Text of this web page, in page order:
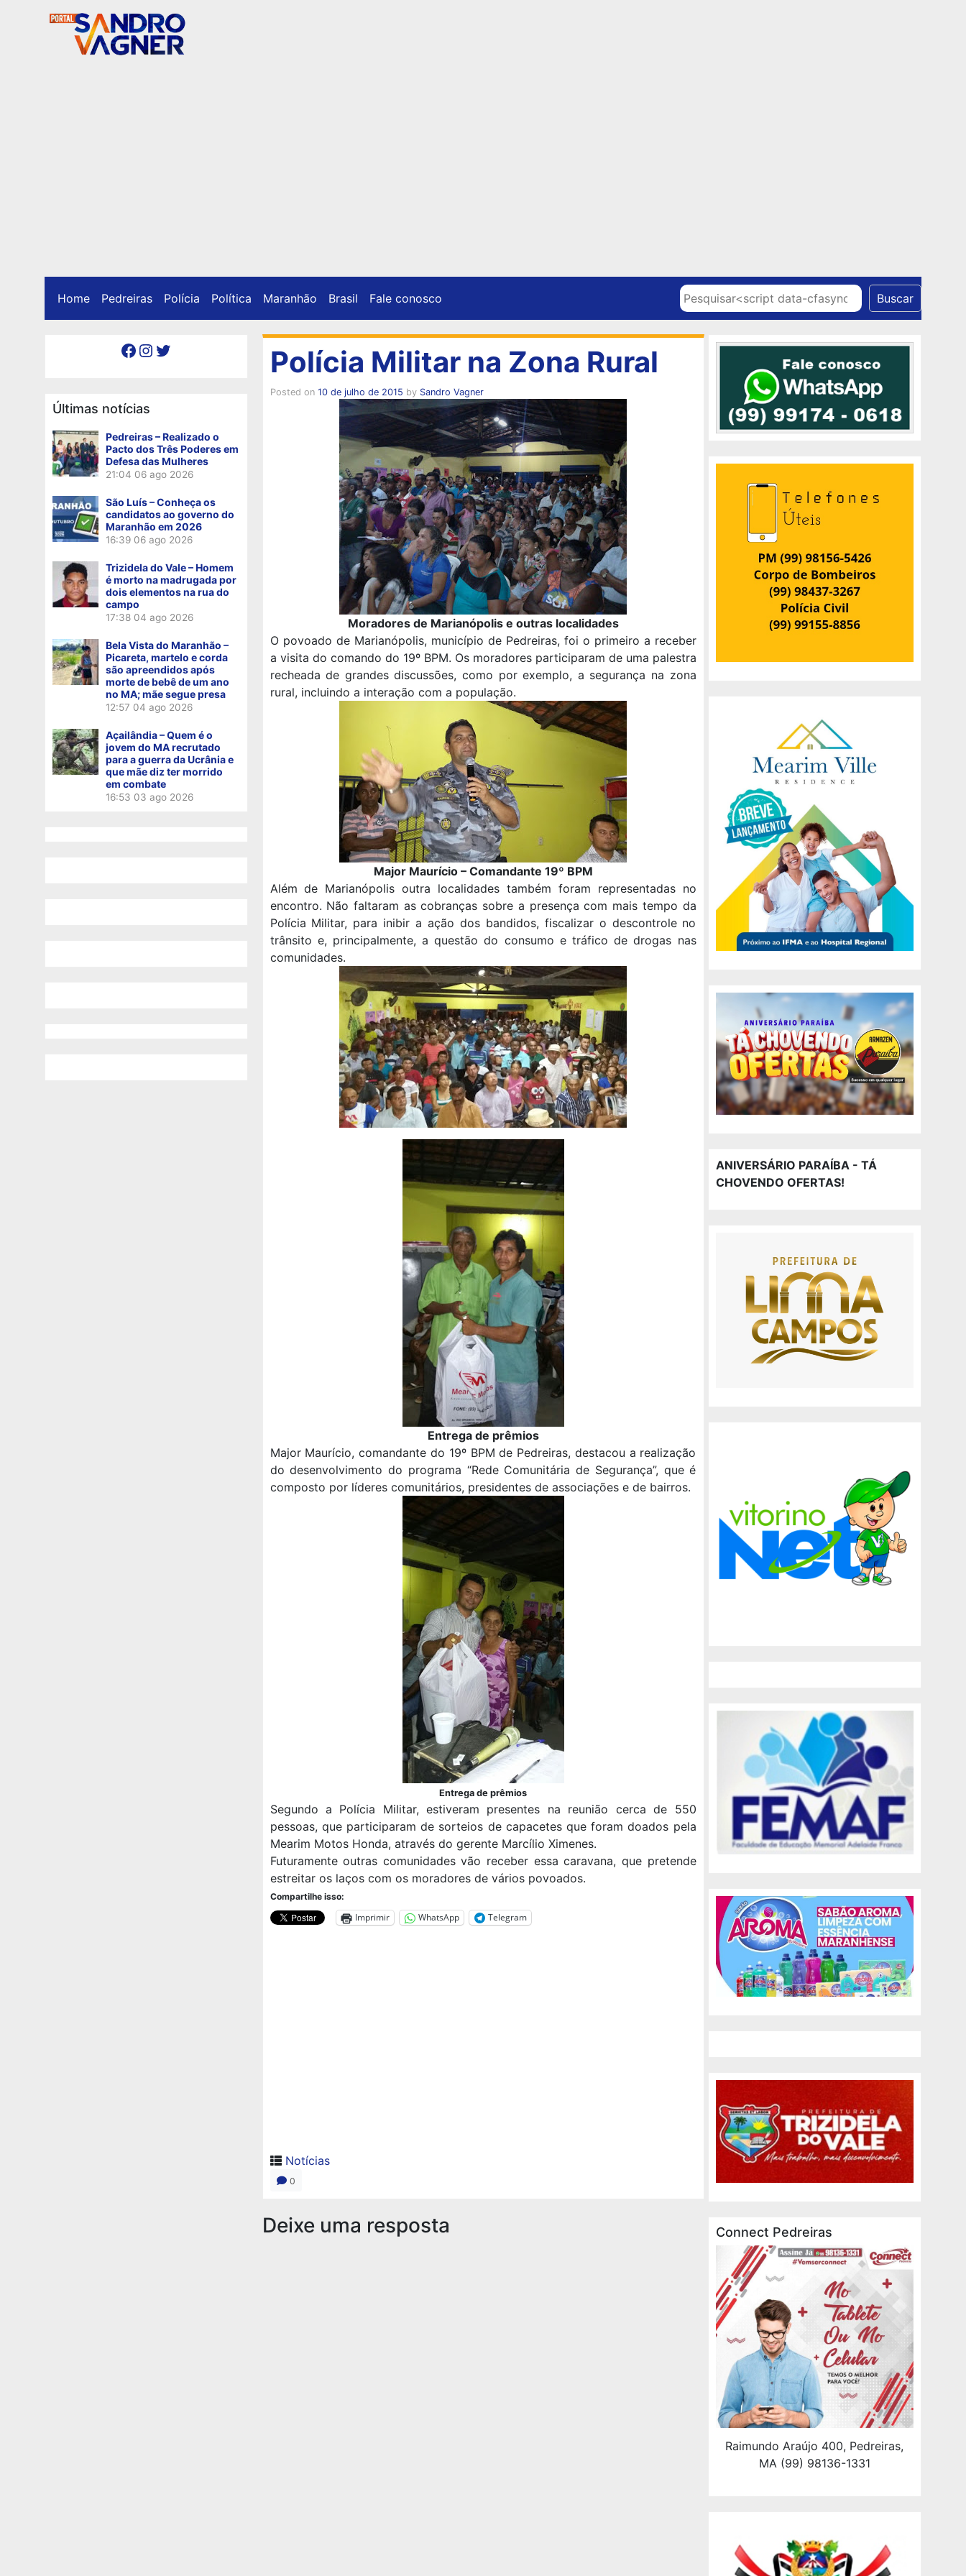
Home Pedreiras Polícia Política Maranhão Brasil Fale conosco Pesquisar Buscar
Facebook Instagram Twitter
Últimas notícias
Pedreiras – Realizado o
Pacto dos Três Poderes em
Defesa das Mulheres
21:04 06 ago 2026
São Luís – Conheça os
candidatos ao governo do
Maranhão em 2026
16:39 06 ago 2026
Trizidela do Vale – Homem
é morto na madrugada por
dois elementos na rua do
campo
17:38 04 ago 2026
Bela Vista do Maranhão –
Picareta, martelo e corda
são apreendidos após
morte de bebê de um ano
no MA; mãe segue presa
12:57 04 ago 2026
Açailândia – Quem é o
jovem do MA recrutado
para a guerra da Ucrânia e
que mãe diz ter morrido
em combate
16:53 03 ago 2026
Polícia Militar na Zona Rural
Posted on 10 de julho de 2015 by Sandro Vagner
Moradores de Marianópolis e outras localidades
O povoado de Marianópolis, município de Pedreiras, foi o primeiro a receber
a visita do comando do 19º BPM. Os moradores participaram de uma palestra
recheada de grandes discussões, como por exemplo, a segurança na zona
rural, incluindo a interação com a população.
Major Maurício – Comandante 19º BPM
Além de Marianópolis outra localidades também foram representadas no
encontro. Não faltaram as cobranças sobre a presença com mais tempo da
Polícia Militar, para inibir a ação dos bandidos, fiscalizar o descontrole no
trânsito e, principalmente, a questão do consumo e tráfico de drogas nas
comunidades.
Entrega de prêmios
Major Maurício, comandante do 19º BPM de Pedreiras, destacou a realização
do desenvolvimento do programa “Rede Comunitária de Segurança”, que é
composto por líderes comunitários, presidentes de associações e de bairros.
Entrega de prêmios
Segundo a Polícia Militar, estiveram presentes na reunião cerca de 550
pessoas, que participaram de sorteios de capacetes que foram doados pela
Mearim Motos Honda, através do gerente Marcílio Ximenes.
Futuramente outras comunidades vão receber essa caravana, que pretende
estreitar os laços com os moradores de vários povoados.
Compartilhe isso:
Imprimir WhatsApp Telegram
Notícias
0
Deixe uma resposta
ANIVERSÁRIO PARAÍBA - TÁ
CHOVENDO OFERTAS!
Connect Pedreiras
Raimundo Araújo 400, Pedreiras,
MA (99) 98136-1331